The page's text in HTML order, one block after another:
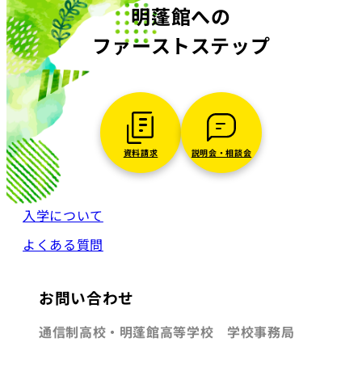
明蓬館への
ファーストステップ
資料請求 説明会・相談会
入学について
よくある質問
お問い合わせ
通信制高校・明蓬館高等学校 学校事務局